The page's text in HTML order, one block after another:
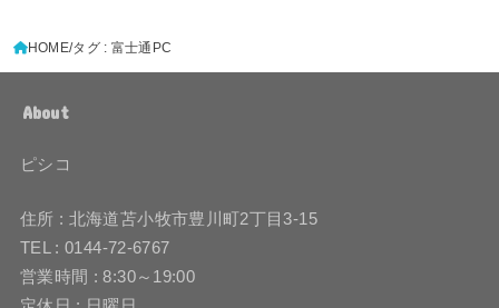
HOME タグ : 富士通PC
About
ピシコ
住所 : 北海道苫小牧市豊川町2丁目3-15
TEL : 0144-72-6767
営業時間 : 8:30～19:00